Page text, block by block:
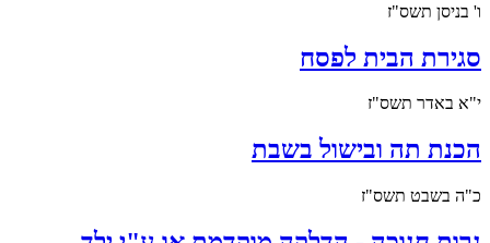
ו' בניסן תשס"ז
סגירת הבית לפסח
י"א באדר תשס"ז
הכנת תה ובישול בשבת
כ"ה בשבט תשס"ז